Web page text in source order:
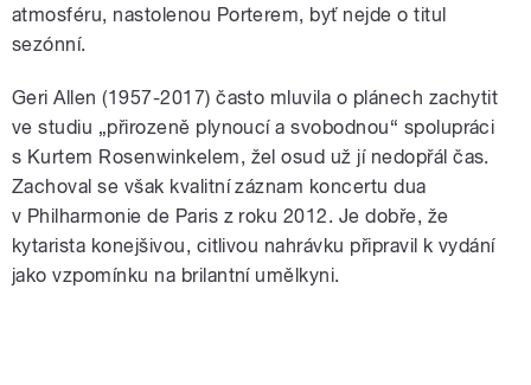
atmosféru, nastolenou Porterem, byť nejde o titul
sezónní.
Geri Allen (1957-2017) často mluvila o plánech zachytit
ve studiu „přirozeně plynoucí a svobodnou“ spolupráci
s Kurtem Rosenwinkelem, žel osud už jí nedopřál čas.
Zachoval se však kvalitní záznam koncertu dua
v Philharmonie de Paris z roku 2012. Je dobře, že
kytarista konejšivou, citlivou nahrávku připravil k vydání
jako vzpomínku na brilantní umělkyni.